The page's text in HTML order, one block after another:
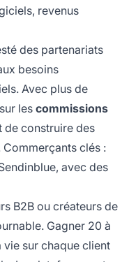
revenus
des partenariats
besoins
Avec plus de
les commissions
de construire des
clés :
avec des
B2B ou créateurs de
Gagner 20 à
sur chaque client